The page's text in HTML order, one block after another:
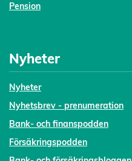
Pension
Nyheter
Nyheter
Nyhetsbrev - prenumeration
Bank- och finanspodden
Försäkringspodden